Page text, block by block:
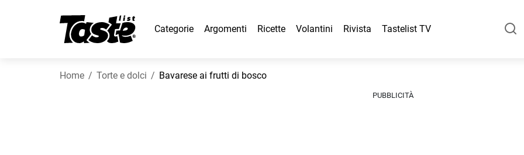
Categorie Argomenti Ricette Volantini Rivista Tastelist TV
Home Torte e dolci Bavarese ai frutti di bosco
PUBBLICITÀ